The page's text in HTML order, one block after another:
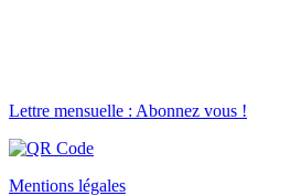
Lettre mensuelle : Abonnez vous !
Mentions légales